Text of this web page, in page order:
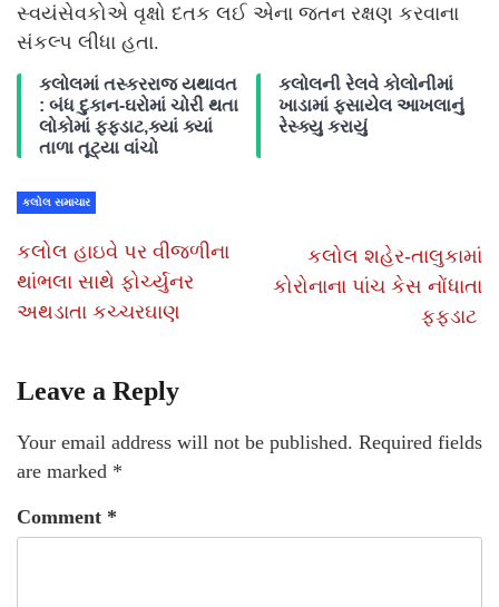
સ્વયંસેવકોએ વૃક્ષો દતક લઈ એના જતન રક્ષણ કરવાના
સંકલ્પ લીધા હતા.
કલોલમાં તસ્કરરાજ યથાવત
: બંધ દુકાન-ઘરોમાં ચોરી થતા
લોકોમાં ફફડાટ,ક્યાં ક્યાં
તાળા તૂટ્યા વાંચો
કલોલની રેલવે કોલોનીમાં
ખાડામાં ફસાયેલ આખલાનું
રેસ્ક્યુ કરાયું
કલોલ સમાચાર
કલોલ હાઇવે પર વીજળીના
થાંભલા સાથે ફોર્ચ્યુનર
અથડાતા કચ્ચરઘાણ
કલોલ શહેર-તાલુકામાં
કોરોનાના પાંચ કેસ નોંધાતા
ફફડાટ
Leave a Reply
Your email address will not be published. Required fields
are marked *
Comment *